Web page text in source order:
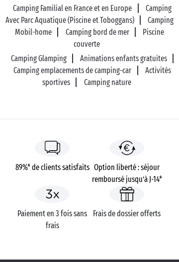
Camping Familial en France et en Europe
Camping
Avec Parc Aquatique (Piscine et Toboggans)
Camping
Mobil-home
Camping bord de mer
Piscine
couverte
Camping Glamping
Animations enfants gratuites
Camping emplacements de camping-car
Activités
sportives
Camping nature
89%* de clients satisfaits Option liberté : séjour
remboursé jusqu’à J-14*
Paiement en 3 fois sans
frais
Frais de dossier offerts